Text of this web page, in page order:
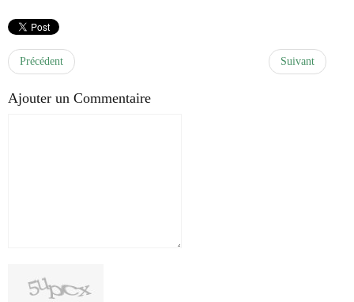
Précédent Suivant
Ajouter un Commentaire